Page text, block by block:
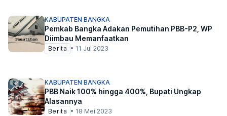
KABUPATEN BANGKA
Pemkab Bangka Adakan Pemutihan PBB-P2, WP
Diimbau Memanfaatkan
Berita • 11 Jul 2023
KABUPATEN BANGKA
PBB Naik 100% hingga 400%, Bupati Ungkap
Alasannya
Berita • 18 Mei 2023